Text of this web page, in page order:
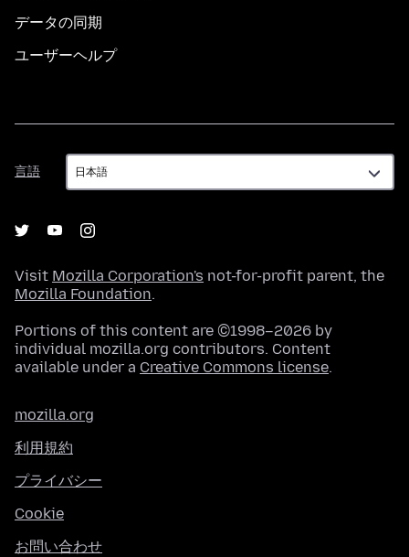
データの同期
ユーザーヘルプ
言語
言
語
Visit Mozilla Corporation's not-for-profit parent, the
Mozilla Foundation.
Portions of this content are ©1998–2026 by
individual mozilla.org contributors. Content
available under a Creative Commons license.
mozilla.org
利用規約
プライバシー
Cookie
お問い合わせ